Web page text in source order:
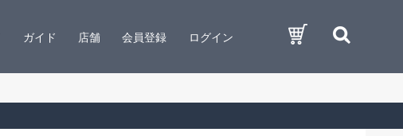
ガイド 店舗 会員登録 ログイン